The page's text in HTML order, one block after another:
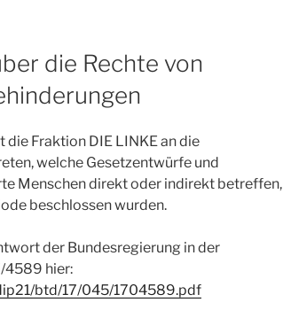
die Rechte von
Fraktion DIE LINKE an die
welche Gesetzentwürfe und
Menschen direkt oder indirekt betreffen,
beschlossen wurden.
der Bundesregierung in der
4589 hier:
btd/17/045/1704589.pdf